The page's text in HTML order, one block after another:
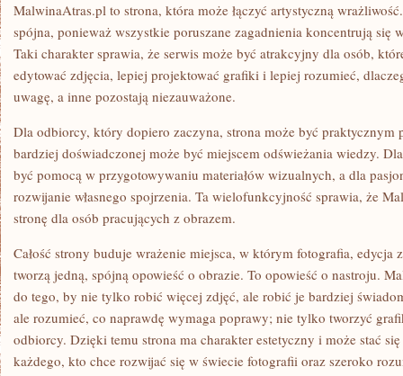
MalwinaAtras.pl to strona, która może łączyć artystyczną
spójna, ponieważ wszystkie poruszane zagadnienia koncentrują się
Taki charakter sprawia, że serwis może być atrakcyjny dla osób,
edytować zdjęcia, lepiej projektować grafiki i lepiej rozumieć,
uwagę, a inne pozostają niezauważone.
Dla odbiorcy, który dopiero zaczyna, strona może być praktycznym
bardziej doświadczonej może być miejscem odświeżania wiedzy.
być pomocą w przygotowywaniu materiałów wizualnych, a dla
rozwijanie własnego spojrzenia. Ta wielofunkcyjność sprawia, że
stronę dla osób pracujących z obrazem.
Całość strony buduje wrażenie miejsca, w którym fotografia, edycja
tworzą jedną, spójną opowieść o obrazie. To opowieść o nastroju.
do tego, by nie tylko robić więcej zdjęć, ale robić je bardziej
ale rozumieć, co naprawdę wymaga poprawy; nie tylko tworzyć
odbiorcy. Dzięki temu strona ma charakter estetyczny i może stać
każdego, kto chce rozwijać się w świecie fotografii oraz szeroko